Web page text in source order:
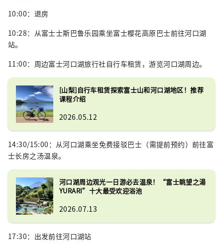
10:00：退房
10:28：从富士士斯巴鲁乐园乘坐富士樱花高原巴士前往河口湖
站。
11:00：周边富士河口湖旅行社自行车租赁，游览河口湖周边。
[山梨]自行车租赁探索富士山和河口湖地区！推荐
课程介绍
2026.05.12
14:30/15:00：从河口湖乘坐免费接驳巴士（需提前预约）前往富
士长房之汤温泉。
河口湖周边观光一日游必去温泉！“富士眺望之湯
YURARI”十大最受欢迎浴池
2026.07.13
17:30：出发前往河口湖站